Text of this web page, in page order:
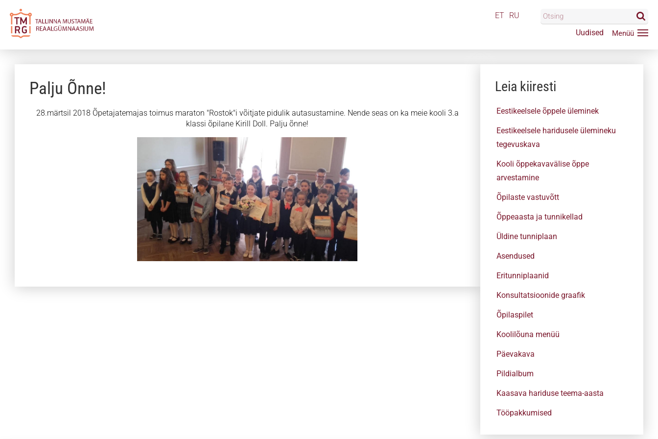
ET RU
Uudised
Palju Õnne!
28.märtsil 2018 Õpetajatemajas toimus maraton "Rostok"i võitjate pidulik autasustamine. Nende seas on ka meie kooli 3.a
klassi õpilane Kirill Doll. Palju õnne!
Leia kiiresti
Eestikeelsele õppele üleminek
Eestikeelsele haridusele ülemineku
tegevuskava
Kooli õppekavavälise õppe
arvestamine
Õpilaste vastuvõtt
Õppeaasta ja tunnikellad
Üldine tunniplaan
Asendused
Eritunniplaanid
Konsultatsioonide graafik
Õpilaspilet
Koolilõuna menüü
Päevakava
Pildialbum
Kaasava hariduse teema-aasta
Tööpakkumised